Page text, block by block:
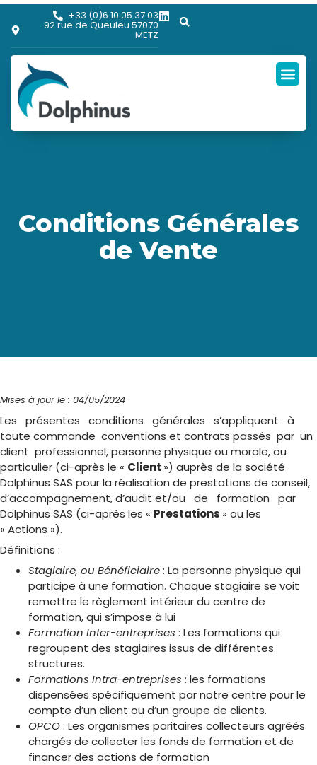
+33 (0)6.10.05.37.03
92 rue de Queuleu 57070
METZ
Conditions Générales
de Vente
Mises à jour le : 04/05/2024
Les présentes conditions générales s’appliquent à
toute commande conventions et contrats passés par un
client professionnel, personne physique ou morale, ou
particulier (ci-après le « Client ») auprès de la société
Dolphinus SAS pour la réalisation de prestations de conseil,
d’accompagnement, d’audit et/ou de formation par
Dolphinus SAS (ci-après les « Prestations » ou les
« Actions »).
Définitions :
Stagiaire, ou Bénéficiaire: La personne physique qui
participe à une formation. Chaque stagiaire se voit
remettre le règlement intérieur du centre de
formation, qui s’impose à lui
Formation Inter-entreprises : Les formations qui
regroupent des stagiaires issus de différentes
structures.
Formations Intra-entreprises : les formations
dispensées spécifiquement par notre centre pour le
compte d’un client ou d’un groupe de clients.
OPCO: Les organismes paritaires collecteurs agréés
chargés de collecter les fonds de formation et de
financer des actions de formation